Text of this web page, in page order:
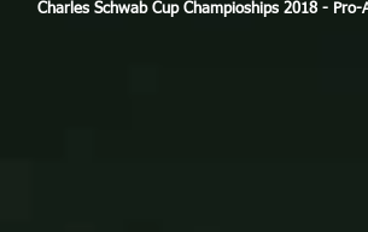
Charles Schwab Cup Champioships 2018 - Pro-